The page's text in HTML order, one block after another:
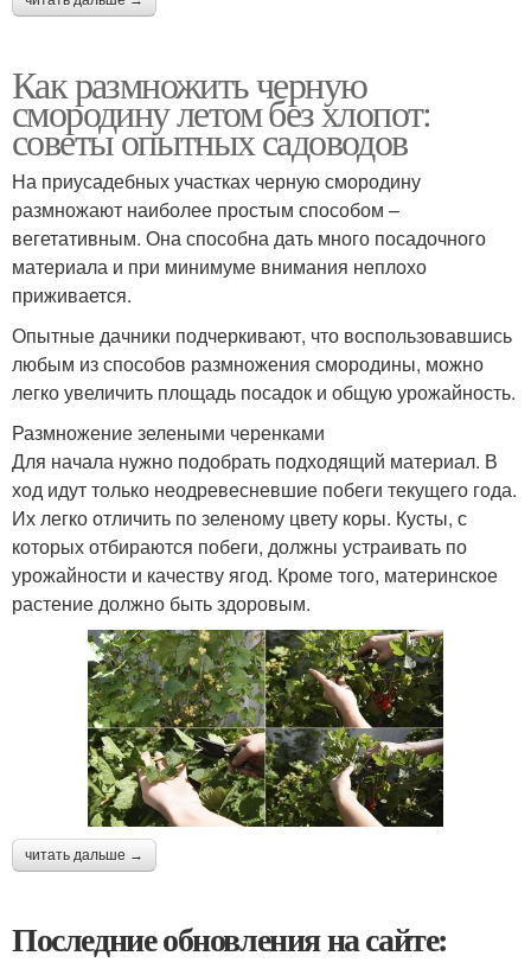
Как размножить черную
смородину летом без хлопот:
советы опытных садоводов
На приусадебных участках черную смородину
размножают наиболее простым способом –
вегетативным. Она способна дать много посадочного
материала и при минимуме внимания неплохо
приживается.
Опытные дачники подчеркивают, что воспользовавшись
любым из способов размножения смородины, можно
легко увеличить площадь посадок и общую урожайность.
Размножение зелеными черенками
Для начала нужно подобрать подходящий материал. В
ход идут только неодревесневшие побеги текущего года.
Их легко отличить по зеленому цвету коры. Кусты, с
которых отбираются побеги, должны устраивать по
урожайности и качеству ягод. Кроме того, материнское
растение должно быть здоровым.
читать дальше →
Последние обновления на сайте: